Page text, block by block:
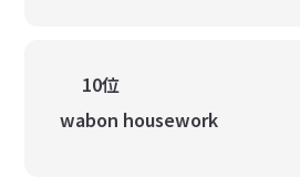
10位
wabon housework